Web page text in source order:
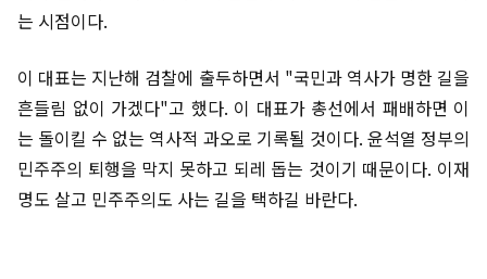
는 시점이다.
이 대표는 지난해 검찰에 출두하면서 "국민과 역사가 명한 길을
흔들림 없이 가겠다"고 했다. 이 대표가 총선에서 패배하면 이
는 돌이킬 수 없는 역사적 과오로 기록될 것이다. 윤석열 정부의
민주주의 퇴행을 막지 못하고 되레 돕는 것이기 때문이다. 이재
명도 살고 민주주의도 사는 길을 택하길 바란다.